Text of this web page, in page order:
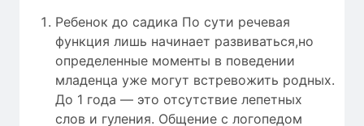
Ребенок до садика По сути речевая
функция лишь начинает развиваться,но
определенные моменты в поведении
младенца уже могут встревожить родных.
До 1 года — это отсутствие лепетных
слов и гуления. Общение с логопедом